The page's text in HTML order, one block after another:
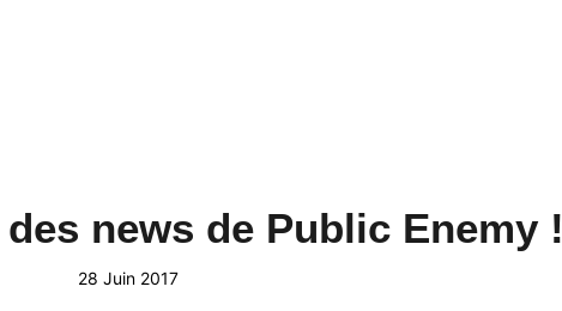
news de Public Enemy !
28 Juin 2017